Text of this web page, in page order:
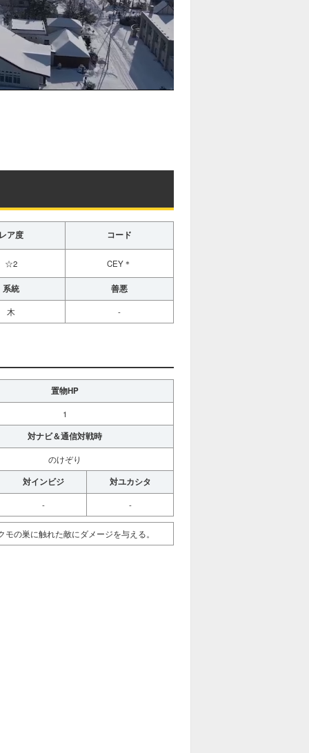
ア度 コード
☆2 CEY＊
系統 善悪
木 -
置物HP
1
対ナビ＆通信対戦時
のけぞり
対インビジ 対ユカシタ
- -
の巣に触れた敵にダメージを与える。